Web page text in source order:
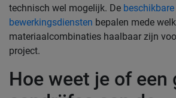
technisch wel mogelijk. De beschikbare
bewerkingsdiensten bepalen mede
materiaalcombinaties haalbaar zijn
project.
Hoe weet je of een